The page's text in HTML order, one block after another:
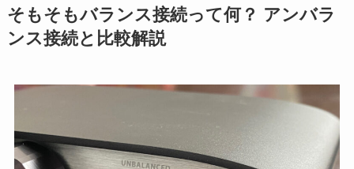
そもそもバランス接続って何？ アンバラ
ンス接続と比較解説